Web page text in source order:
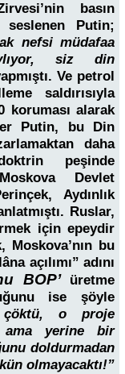
basın
seslenen Putin;
nefsi müdafaa
siz din
Ve petrol
saldırısıyla
koruması alarak
Putin, bu Din
daha
peşinde
Devlet
Aydınlık
Ruslar,
için epeydir
bu
açılımı” adını
BOP’
üretme
ise şöyle
çöktü, o proje
ama yerine bir
doldurmadan
olmayacaktı!”